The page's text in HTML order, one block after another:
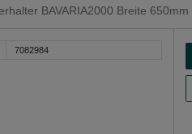
BAVARIA2000 Breite 650mm
7082984